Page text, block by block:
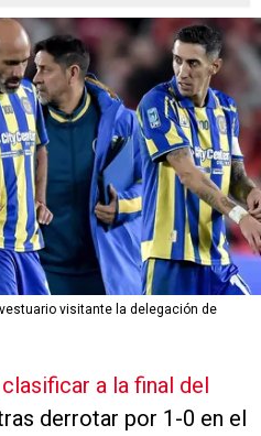
visitante la delegación de
a la final del
derrotar por 1-0 en el